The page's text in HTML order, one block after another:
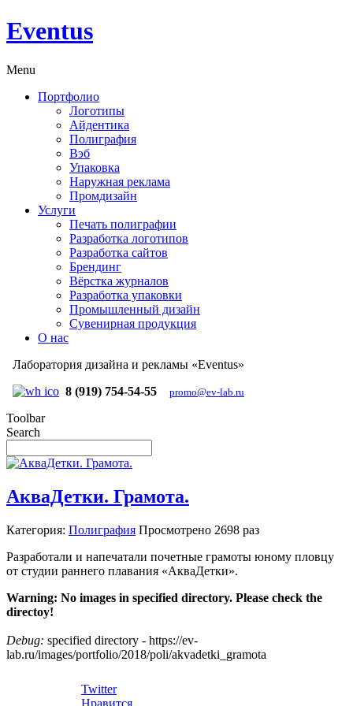
Eventus
Menu
Портфолио
Логотипы
Айдентика
Полиграфия
Вэб
Упаковка
Наружная реклама
Промдизайн
Услуги
Печать полиграфии
Разработка логотипов
Разработка сайтов
Брендинг
Вёрстка журналов
Разработка упаковки
Промышленный дизайн
Сувенирная продукция
О нас
Лаборатория дизайна и рекламы «Eventus»
8 (919) 754-54-55
promo@ev-lab.ru
Toolbar
Search
АкваДетки. Грамота.
Категория: Полиграфия Просмотрено 2698 раз
Разработали и напечатали почетные грамоты юному пловцу
от студии раннего плавания «АкваДетки».
Warning: No images in specified directory. Please check the
directoy!
Debug: specified directory - https://ev-
lab.ru/images/portfolio/2018/poli/akvadetki_gramota
Twitter
Нравится